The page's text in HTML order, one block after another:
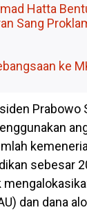
Hatta
Sang
ke
Prabowo
sebesar
dan dana